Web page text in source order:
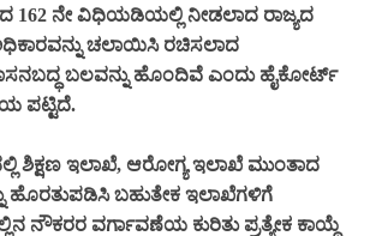
162 ನೇ ವಿಧಿಯಡಿಯಲ್ಲಿ ನೀಡಲಾದ ರಾಜ್ಯದ
ಚಲಾಯಿಸಿ ರಚಿಸಲಾದ
ಬಲವನ್ನು ಹೊಂದಿವೆ ಎಂದು ಹೈಕೋರ್ಟ್
ಪಟ್ಟಿದೆ.
ಶಿಕ್ಷಣ ಇಲಾಖೆ, ಆರೋಗ್ಯ ಇಲಾಖೆ ಮುಂತಾದ
ಹೊರತುಪಡಿಸಿ ಬಹುತೇಕ ಇಲಾಖೆಗಳಿಗೆ
ನೌಕರರ ವರ್ಗಾವಣೆಯ ಕುರಿತು ಪ್ರತ್ಯೇಕ ಕಾಯ್ದೆ